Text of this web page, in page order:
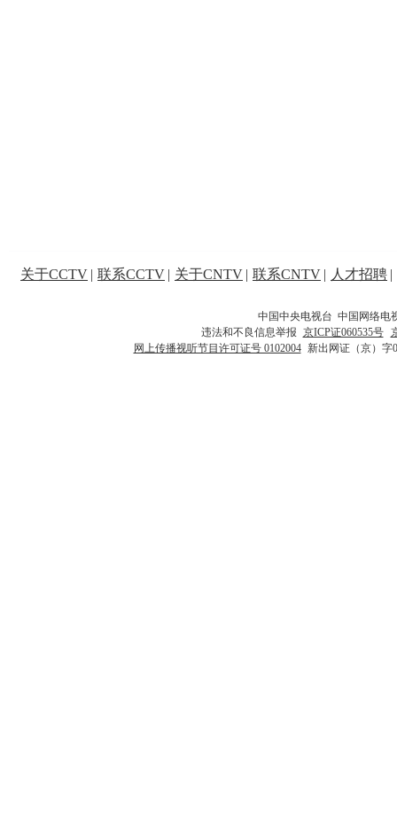
关于CCTV | 联系CCTV | 关于CNTV | 联系CNTV | 人才招聘 |
中国中央电视台 中国网络电
违法和不良信息举报 京ICP证060535号
网上传播视听节目许可证号 0102004 新出网证（京）